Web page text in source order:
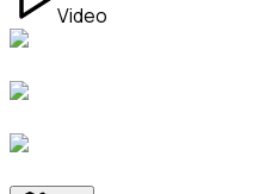
Video